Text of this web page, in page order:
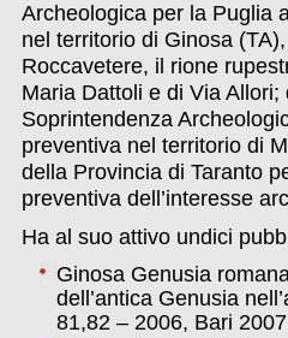
Archeologica per la Puglia
nel territorio di Ginosa
Roccavetere, il rione
Maria Dattoli e di Via
Soprintendenza
preventiva nel territorio di
della Provincia di Taranto
preventiva dell’interesse
Ha al suo attivo undici
Ginosa Genusia
dell’antica Genusia
81,82 – 2006, Bari